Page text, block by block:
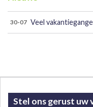
30-07 Veel
Stel ons gerust uw